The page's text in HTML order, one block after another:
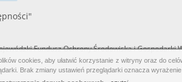
Fundusz Ochrony Środowiska i Gospodarki
cookies, aby ułatwić korzystanie z witryny oraz do
Brak zmiany ustawień przeglądarki oznacza wyrażenie